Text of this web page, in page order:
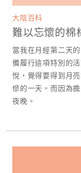
大陰百科
難以忘懷的
當我在月經第二天
備履行這項特別的
悅，覺得要得到月
慘的一天。而因為
夜晚。